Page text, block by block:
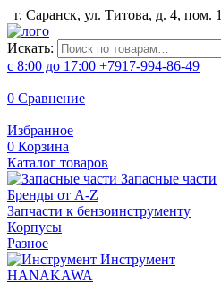
г. Саранск, ул. Титова, д. 4, пом. 1
Искать:
с 8:00 до 17:00 +7917-994-86-49
0 Сравнение
Избранное
0 Корзина
Каталог товаров
Запасные части
Бренды от A-Z
Запчасти к бензоинструменту
Корпусы
Разное
Инструмент
HANAKAWA